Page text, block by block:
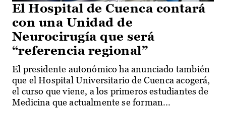
El Hospital de Cuenca contará
con una Unidad de
Neurocirugía que será
“referencia regional”
El presidente autonómico ha anunciado también
que el Hospital Universitario de Cuenca acogerá,
el curso que viene, a los primeros estudiantes de
Medicina que actualmente se forman...